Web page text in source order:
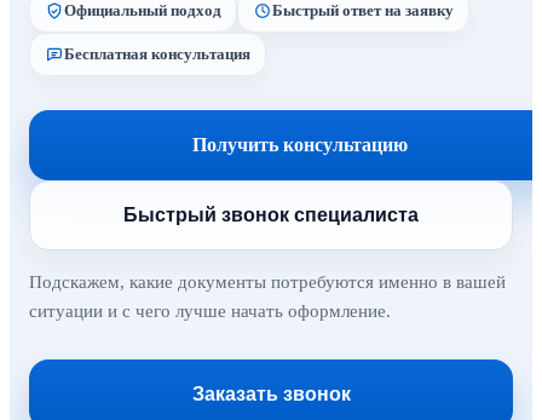
Официальный подход Быстрый ответ на заявку
Бесплатная консультация
Получить консультацию
Быстрый звонок специалиста
Подскажем, какие документы потребуются именно в вашей
ситуации и с чего лучше начать оформление.
Заказать звонок